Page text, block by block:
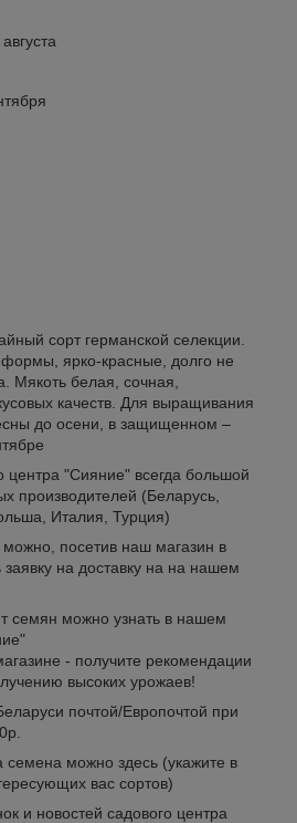
сорт германской селекции.
ярко-красные, долго не
Мякоть белая, сочная,
качеств. Для выращивания
до осени, в защищенном –
центра "Сияние" всегда большой
производителей (Беларусь,
Италия, Турция)
посетив наш магазин в
на доставку на на нашем
семян можно узнать в нашем
- получите рекомендации
высоких урожаев!
почтой/Европочтой при
можно здесь (укажите в
вас сортов)
и новостей садового центра